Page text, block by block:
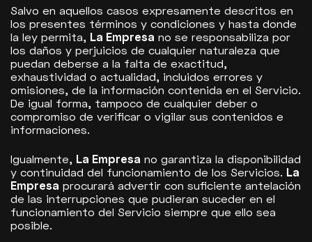
Salvo en aquellos casos expresamente descritos en
los presentes términos y condiciones y hasta donde
la ley permita, La Empresa no se responsabiliza por
los daños y perjuicios de cualquier naturaleza que
puedan deberse a la falta de exactitud,
exhaustividad o actualidad, incluidos errores y
omisiones, de la información contenida en el Servicio.
De igual forma, tampoco de cualquier deber o
compromiso de verificar o vigilar sus contenidos e
informaciones.
Igualmente, La Empresa no garantiza la disponibilidad
y continuidad del funcionamiento de los Servicios. La
Empresa procurará advertir con suficiente antelación
de las interrupciones que pudieran suceder en el
funcionamiento del Servicio siempre que ello sea
posible.